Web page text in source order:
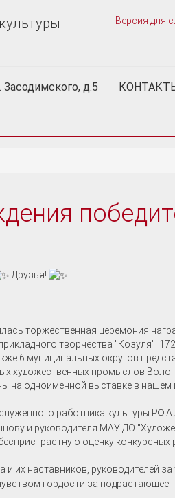
Версия для
д.5
Друзья!
торжественная церемония
творчества "Козуля"!
6 муниципальных округов
художественных промыслов
на одноименной выставке в нашем
работника культуры РФ
и руководителя МАУ ДО
оценку конкурсных
и их наставников, руководителей
гордости за подрастающее